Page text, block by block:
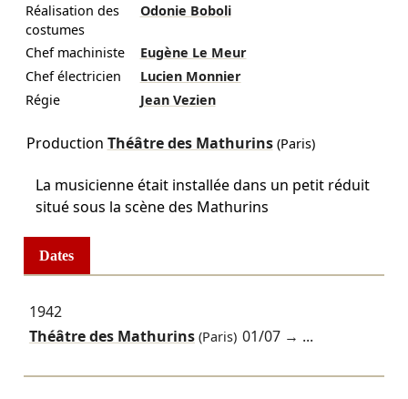
Réalisation des
costumes
Odonie Boboli
Chef machiniste
Eugène Le Meur
Chef électricien
Lucien Monnier
Régie
Jean Vezien
Production Théâtre des Mathurins(Paris)
La musicienne était installée dans un petit réduit
situé sous la scène des Mathurins
Dates
1942
Théâtre des Mathurins(Paris) 01/07 → ...